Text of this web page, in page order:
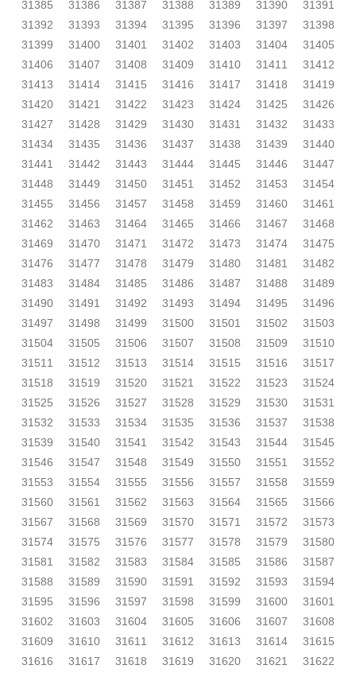
31385 31386 31387 31388 31389 31390
31391
31392
31393 31394 31395 31396 31397
31398
31399
31400 31401 31402 31403 31404
31405
31406
31407 31408 31409 31410 31411
31412
31413
31414 31415 31416 31417 31418
31419
31420
31421 31422 31423 31424 31425
31426
31427
31428 31429 31430 31431 31432
31433
31434
31435 31436 31437 31438 31439
31440
31441
31442 31443 31444 31445 31446
31447
31448
31449 31450 31451 31452 31453
31454
31455
31456 31457 31458 31459 31460
31461
31462
31463 31464 31465 31466 31467
31468
31469
31470 31471 31472 31473 31474
31475
31476
31477 31478 31479 31480 31481
31482
31483
31484 31485 31486 31487 31488
31489
31490
31491 31492 31493 31494 31495
31496
31497
31498 31499 31500 31501 31502
31503
31504
31505 31506 31507 31508 31509
31510
31511
31512 31513 31514 31515 31516
31517
31518
31519 31520 31521 31522 31523
31524
31525
31526 31527 31528 31529 31530
31531
31532
31533 31534 31535 31536 31537
31538
31539
31540 31541 31542 31543 31544
31545
31546
31547 31548 31549 31550 31551
31552
31553
31554 31555 31556 31557 31558
31559
31560
31561 31562 31563 31564 31565
31566
31567
31568 31569 31570 31571 31572
31573
31574
31575 31576 31577 31578 31579
31580
31581
31582 31583 31584 31585 31586
31587
31588
31589 31590 31591 31592 31593
31594
31595
31596 31597 31598 31599 31600
31601
31602
31603 31604 31605 31606 31607
31608
31609
31610 31611 31612 31613 31614
31615
31616
31617 31618 31619 31620 31621
31622